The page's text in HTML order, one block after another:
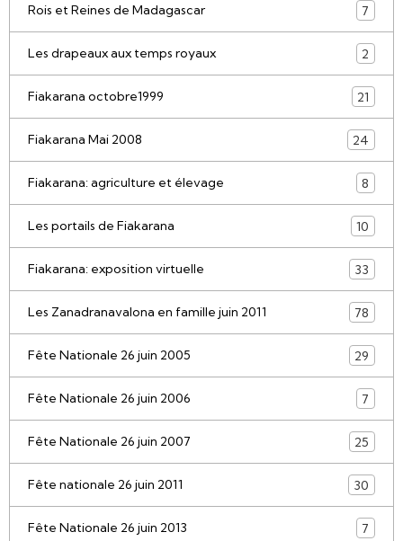
Rois et Reines de Madagascar 7
Les drapeaux aux temps royaux 2
Fiakarana octobre1999 21
Fiakarana Mai 2008 24
Fiakarana: agriculture et élevage 8
Les portails de Fiakarana 10
Fiakarana: exposition virtuelle 33
Les Zanadranavalona en famille juin 2011 78
Fête Nationale 26 juin 2005 29
Fête Nationale 26 juin 2006 7
Fête Nationale 26 juin 2007 25
Fête nationale 26 juin 2011 30
Fête Nationale 26 juin 2013 7